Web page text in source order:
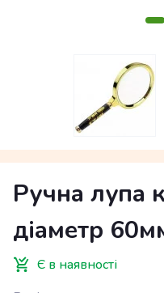
Ручна лупа
діаметр
Є в наявності